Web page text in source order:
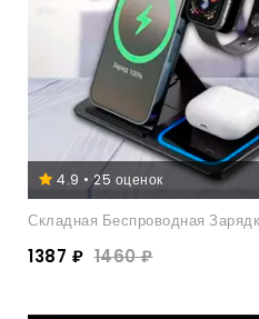
4.9 • 25 оценок
Складная Беспроводная
1387 ₽ 1460 ₽